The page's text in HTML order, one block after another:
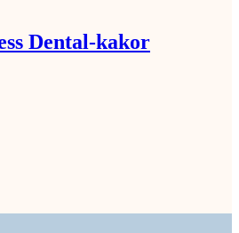
Dental-kakor